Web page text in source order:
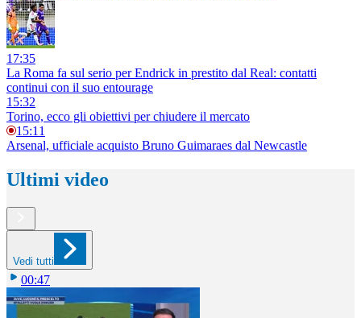
17:35
La Roma fa sul serio per Endrick in prestito dal Real: contatti
continui con il suo entourage
15:32
Torino, ecco gli obiettivi per chiudere il mercato
15:11
Arsenal, ufficiale acquisto Bruno Guimaraes dal Newcastle
Ultimi video
Vedi tutti
00:47